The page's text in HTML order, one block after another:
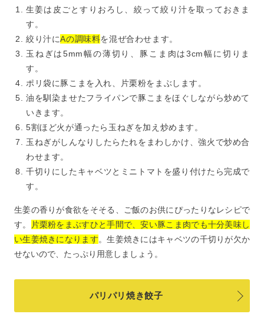
生姜は皮ごとすりおろし、絞って絞り汁を取っておきま
す。
絞り汁にAの調味料を混ぜ合わせます。
玉ねぎは5mm幅の薄切り、豚こま肉は3cm幅に切りま
す。
ポリ袋に豚こまを入れ、片栗粉をまぶします。
油を馴染ませたフライパンで豚こまをほぐしながら炒めて
いきます。
5割ほど火が通ったら玉ねぎを加え炒めます。
玉ねぎがしんなりしたらたれをまわしかけ、強火で炒め合
わせます。
千切りにしたキャベツとミニトマトを盛り付けたら完成で
す。
生姜の香りが食欲をそそる、ご飯のお供にぴったりなレシピで
す。
片栗粉をまぶすひと手間で、安い豚こま肉でも十分美味し
い生姜焼きになります。生姜焼きにはキャベツの千切りが欠か
せないので、たっぷり用意しましょう。
パリパリ焼き餃子